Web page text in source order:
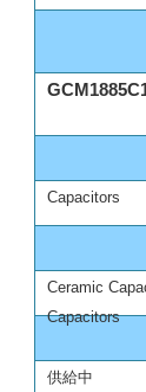
Capacitors
Ceramic
Capacitors
供給中